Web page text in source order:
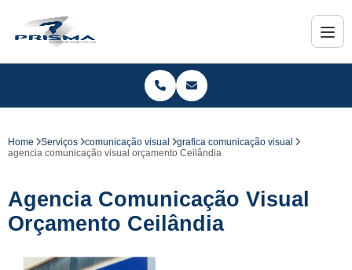
Home Serviços comunicação visual
grafica comunicação visual
agencia comunicação visual orçamento Ceilândia
Agencia Comunicação Visual
Orçamento Ceilândia